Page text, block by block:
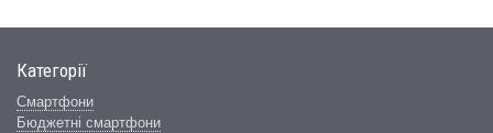
Категорії
Смартфони
Бюджетні смартфони